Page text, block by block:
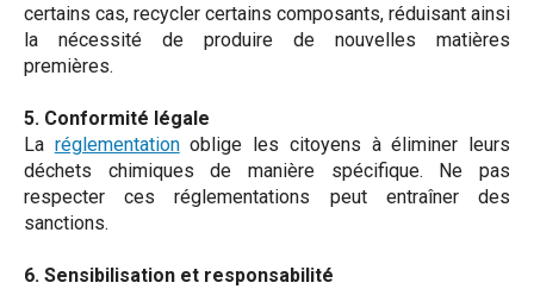
certains cas, recycler certains composants, réduisant ainsi
la nécessité de produire de nouvelles matières
premières.
5. Conformité légale
La réglementationoblige les citoyens à éliminer leurs
déchets chimiques de manière spécifique. Ne pas
respecter ces réglementations peut entraîner des
sanctions.
6. Sensibilisation et responsabilité